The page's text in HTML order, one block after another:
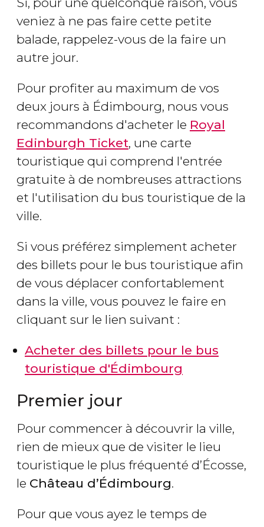
veniez à ne pas faire cette petite
balade, rappelez-vous de la faire un
autre jour.
Pour profiter au maximum de vos
deux jours à Édimbourg, nous vous
recommandons d'acheter le Royal
Edinburgh Ticket, une carte
touristique qui comprend l'entrée
gratuite à de nombreuses attractions
et l'utilisation du bus touristique de la
ville.
Si vous préférez simplement acheter
des billets pour le bus touristique afin
de vous déplacer confortablement
dans la ville, vous pouvez le faire en
cliquant sur le lien suivant :
Acheter des billets pour le bus
touristique d'Édimbourg
Premier jour
Pour commencer à découvrir la ville,
rien de mieux que de visiter le lieu
touristique le plus fréquenté d’Écosse,
le Château d’Édimbourg.
Pour que vous ayez le temps de